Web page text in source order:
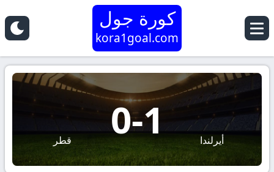
كورة جول
kora1goal.com
أيرلندا 1
-
0 قطر